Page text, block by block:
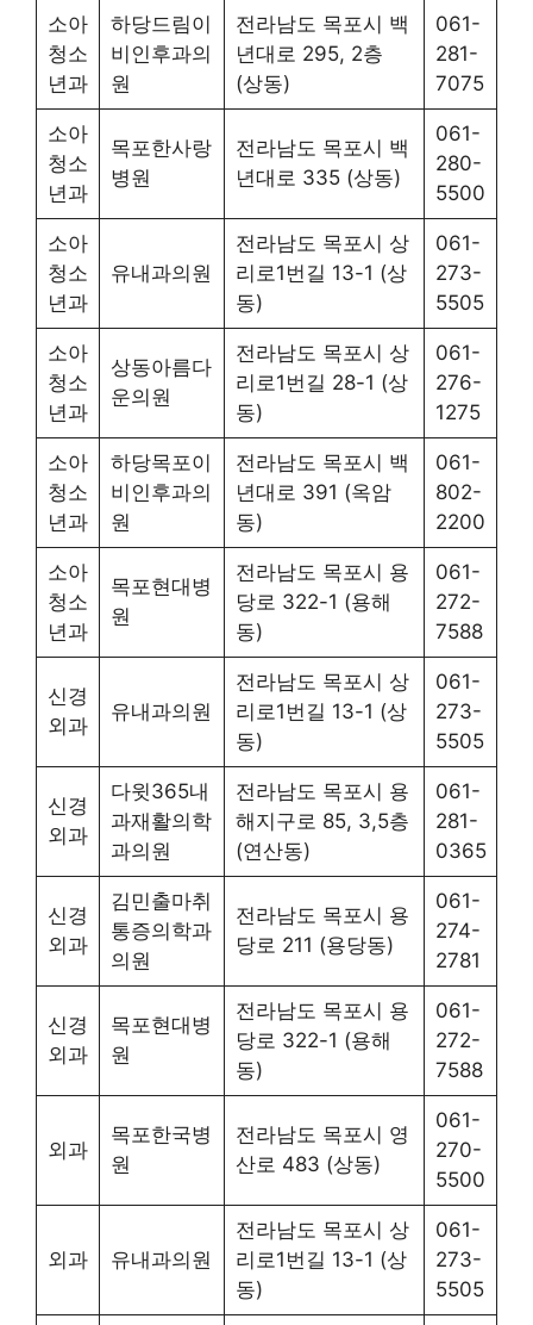
소아
청소
년과
하당드림이
비인후과의
원
전라남도 목포시 백
년대로 295, 2층
(상동)
061-
281-
7075
소아
청소
년과
목포한사랑
병원
전라남도 목포시 백
년대로 335 (상동)
061-
280-
5500
소아
청소
년과
유내과의원
전라남도 목포시 상
리로1번길 13-1 (상
동)
061-
273-
5505
소아
청소
년과
상동아름다
운의원
전라남도 목포시 상
리로1번길 28-1 (상
동)
061-
276-
1275
소아
청소
년과
하당목포이
비인후과의
원
전라남도 목포시 백
년대로 391 (옥암
동)
061-
802-
2200
소아
청소
년과
목포현대병
원
전라남도 목포시 용
당로 322-1 (용해
동)
061-
272-
7588
신경
외과
유내과의원
전라남도 목포시 상
리로1번길 13-1 (상
동)
061-
273-
5505
신경
외과
다윗365내
과재활의학
과의원
전라남도 목포시 용
해지구로 85, 3,5층
(연산동)
061-
281-
0365
신경
외과
김민출마취
통증의학과
의원
전라남도 목포시 용
당로 211 (용당동)
061-
274-
2781
신경
외과
목포현대병
원
전라남도 목포시 용
당로 322-1 (용해
동)
061-
272-
7588
외과
목포한국병
원
전라남도 목포시 영
산로 483 (상동)
061-
270-
5500
외과 유내과의원
전라남도 목포시 상
리로1번길 13-1 (상
동)
061-
273-
5505